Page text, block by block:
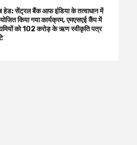
हेड: सेंट्रल बैंक आफ इंडिया के तत्वाधान में
किया गया कार्यक्रम, एमएसएई कैंप में
को 102 करोड़ के ऋण स्वीकृति पत्र